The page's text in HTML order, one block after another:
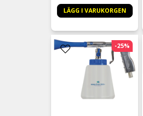
LÄGG I VARUKORGEN
-25%